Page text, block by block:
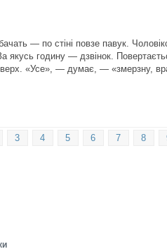
— по стіні повзе павук.
годину — дзвінок.
«Усе», — думає, — «змерзну,
8
7
6
5
4
3